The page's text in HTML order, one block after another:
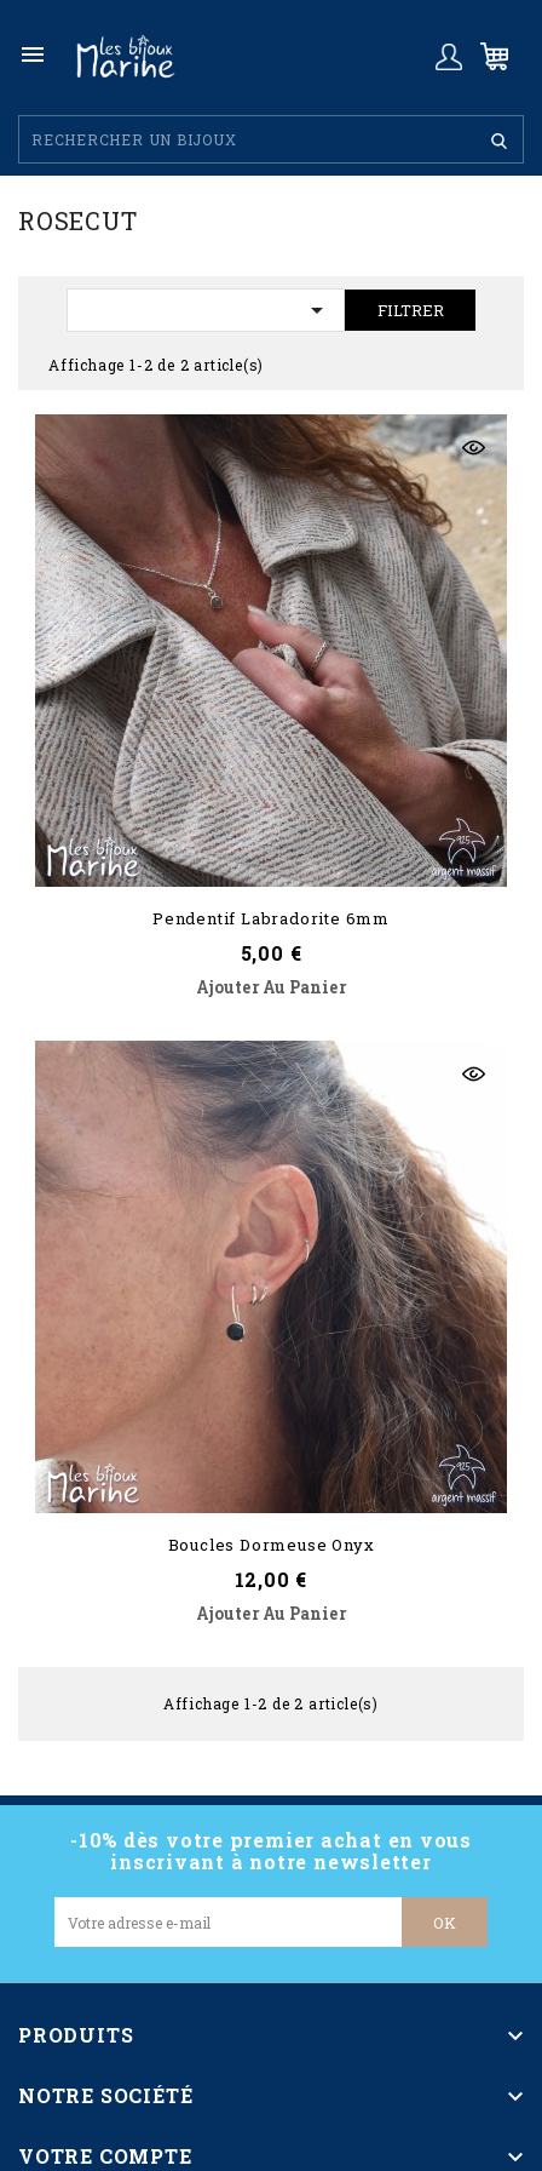

ROSECUT
 FILTRER
Affichage 1-2 de 2 article(s)
Pendentif Labradorite 6mm
Prix
5,00 €
Ajouter Au Panier
Boucles Dormeuse Onyx
Prix
12,00 €
Ajouter Au Panier
Affichage 1-2 de 2 article(s)
-10% dès votre premier achat en vous
inscrivant à notre newsletter
PRODUITS 
NOTRE SOCIÉTÉ 
VOTRE COMPTE 